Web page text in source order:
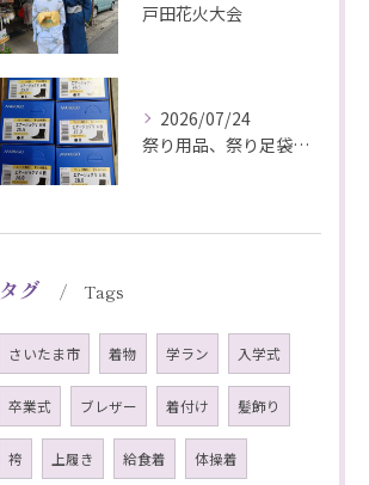
戸田花火大会
2026/07/24
祭り用品、祭り足袋特価販売中
タグ Tags
さいたま市 着物 学ラン 入学式
卒業式 ブレザー 着付け 髪飾り
袴 上履き 給食着 体操着